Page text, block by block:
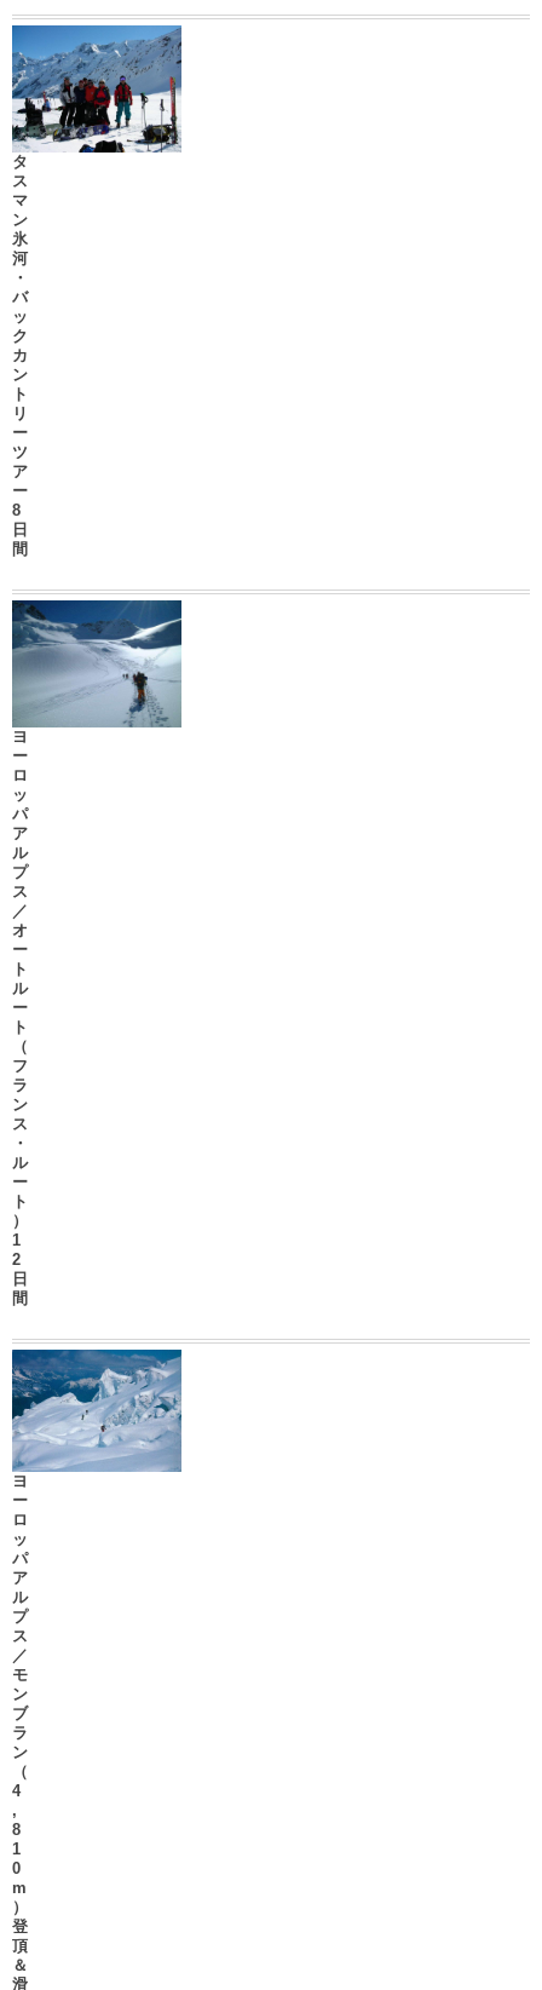
タ
ス
マ
ン
氷
河
・
バ
ッ
ク
カ
ン
ト
リ
ー
ツ
ア
ー
8
日
間
ヨ
ー
ロ
ッ
パ
ア
ル
プ
ス
／
オ
ー
ト
ル
ー
ト
（
フ
ラ
ン
ス
・
ル
ー
ト
）
1
2
日
間
ヨ
ー
ロ
ッ
パ
ア
ル
プ
ス
／
モ
ン
ブ
ラ
ン
（
4
,
8
1
0
m
）
登
頂
＆
滑